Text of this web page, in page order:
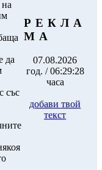
да
със
Р Е К Л А
М А
07.08.2026
год. / 06:29:28
часа
добави твой
текст